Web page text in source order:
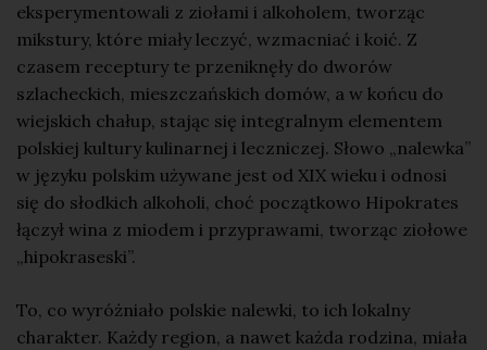
eksperymentowali z ziołami i alkoholem, tworząc
mikstury, które miały leczyć, wzmacniać i koić. Z
czasem receptury te przeniknęły do dworów
szlacheckich, mieszczańskich domów, a w końcu do
wiejskich chałup, stając się integralnym elementem
polskiej kultury kulinarnej i leczniczej. Słowo „nalewka”
w języku polskim używane jest od XIX wieku i odnosi
się do słodkich alkoholi, choć początkowo Hipokrates
łączył wina z miodem i przyprawami, tworząc ziołowe
„hipokraseski”.
To, co wyróżniało polskie nalewki, to ich lokalny
charakter. Każdy region, a nawet każda rodzina, miała